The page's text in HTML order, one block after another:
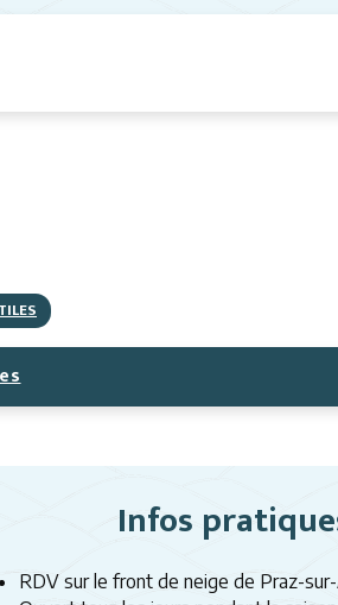
Infos
RDV sur le front de neige de Praz-